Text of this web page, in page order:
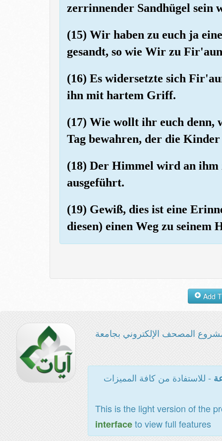
zerrinnender Sandhügel sein
(15) Wir haben zu euch ja
gesandt, so wie Wir zu
(16) Es widersetzte sich
ihn mit hartem Griff.
(17) Wie wollt ihr euch denn,
Tag bewahren, der die
(18) Der Himmel wird an ihm
ausgeführt.
(19) Gewiß, dies ist eine
diesen) einen Weg zu seinem
المصحف الإلكتروني بجامعة
- للاستفادة من كافة المميزات
This is the light version of the
interfaceto view full features